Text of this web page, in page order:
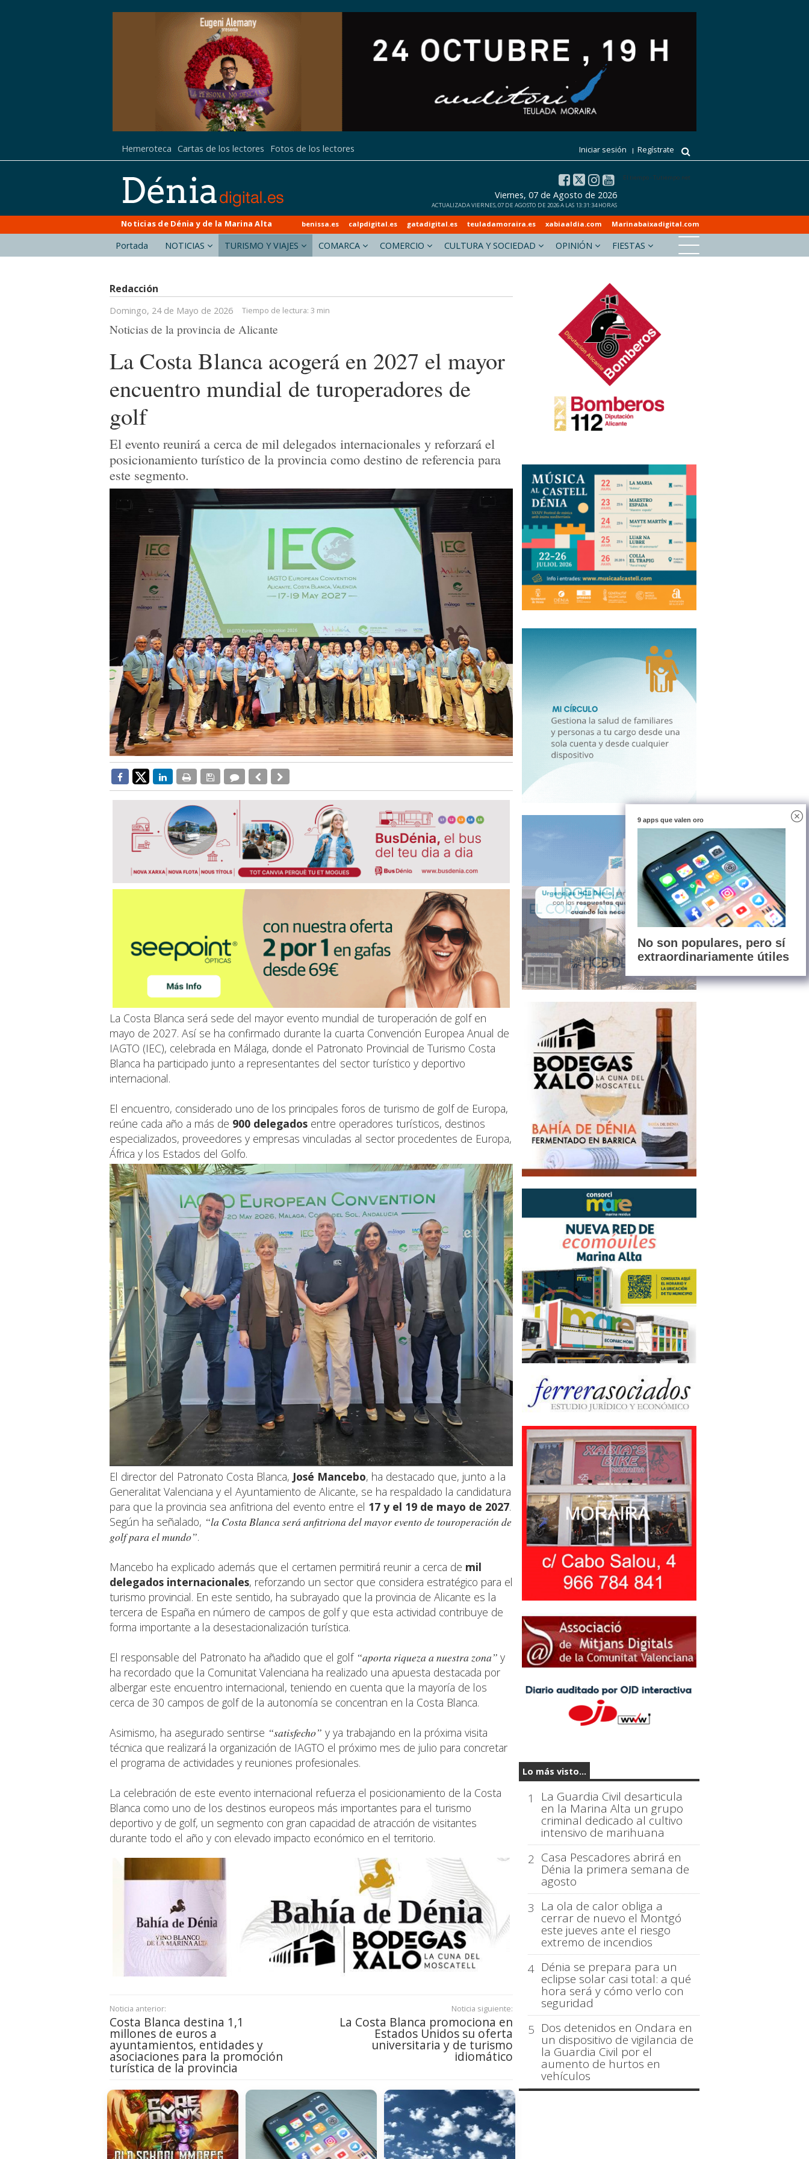
Hemeroteca Cartas de los lectores Fotos de los lectores Iniciar sesión Regístrate
El tiempo - Tutiempo.net
Viernes, 07 de Agosto de 2026
ACTUALIZADA VIERNES, 07 DE AGOSTO DE 2026 A LAS 13:31:34 HORAS
Noticias de Dénia y de la Marina Alta benissa.es calpdigital.es gatadigital.es teuladamoraira.es xabiaaldia.com Marinabaixadigital.com
Portada NOTICIAS TURISMO Y VIAJES COMARCA COMERCIO CULTURA Y SOCIEDAD OPINIÓN FIESTAS
Redacción
Domingo, 24 de Mayo de 2026 Tiempo de lectura: 3 min
Noticias de la provincia de Alicante
La Costa Blanca acogerá en 2027 el mayor
encuentro mundial de turoperadores de
golf
El evento reunirá a cerca de mil delegados internacionales y reforzará el
posicionamiento turístico de la provincia como destino de referencia para
este segmento.
La Costa Blanca será sede del mayor evento mundial de turoperación de golf en
mayo de 2027. Así se ha confirmado durante la cuarta Convención Europea Anual de
IAGTO (IEC), celebrada en Málaga, donde el Patronato Provincial de Turismo Costa
Blanca ha participado junto a representantes del sector turístico y deportivo
internacional.
El encuentro, considerado uno de los principales foros de turismo de golf de Europa,
reúne cada año a más de 900 delegados entre operadores turísticos, destinos
especializados, proveedores y empresas vinculadas al sector procedentes de Europa,
África y los Estados del Golfo.
El director del Patronato Costa Blanca, José Mancebo, ha destacado que, junto a la
Generalitat Valenciana y el Ayuntamiento de Alicante, se ha respaldado la candidatura
para que la provincia sea anfitriona del evento entre el 17 y el 19 de mayo de 2027.
Según ha señalado, “la Costa Blanca será anfitriona del mayor evento de touroperación de
golf para el mundo”.
Mancebo ha explicado además que el certamen permitirá reunir a cerca de mil
delegados internacionales, reforzando un sector que considera estratégico para el
turismo provincial. En este sentido, ha subrayado que la provincia de Alicante es la
tercera de España en número de campos de golf y que esta actividad contribuye de
forma importante a la desestacionalización turística.
El responsable del Patronato ha añadido que el golf “aporta riqueza a nuestra zona” y
ha recordado que la Comunitat Valenciana ha realizado una apuesta destacada por
albergar este encuentro internacional, teniendo en cuenta que la mayoría de los
cerca de 30 campos de golf de la autonomía se concentran en la Costa Blanca.
Asimismo, ha asegurado sentirse “satisfecho” y ya trabajando en la próxima visita
técnica que realizará la organización de IAGTO el próximo mes de julio para concretar
el programa de actividades y reuniones profesionales.
La celebración de este evento internacional refuerza el posicionamiento de la Costa
Blanca como uno de los destinos europeos más importantes para el turismo
deportivo y de golf, un segmento con gran capacidad de atracción de visitantes
durante todo el año y con elevado impacto económico en el territorio.
Noticia anterior:
Costa Blanca destina 1,1
millones de euros a
ayuntamientos, entidades y
asociaciones para la promoción
turística de la provincia
Noticia siguiente:
La Costa Blanca promociona en
Estados Unidos su oferta
universitaria y de turismo
idiomático
Lo más visto...
1 La Guardia Civil desarticula
en la Marina Alta un grupo
criminal dedicado al cultivo
intensivo de marihuana
2 Casa Pescadores abrirá en
Dénia la primera semana de
agosto
3 La ola de calor obliga a
cerrar de nuevo el Montgó
este jueves ante el riesgo
extremo de incendios
4 Dénia se prepara para un
eclipse solar casi total: a qué
hora será y cómo verlo con
seguridad
5 Dos detenidos en Ondara en
un dispositivo de vigilancia de
la Guardia Civil por el
aumento de hurtos en
vehículos
9 apps que valen oro
No son populares, pero sí
extraordinariamente útiles